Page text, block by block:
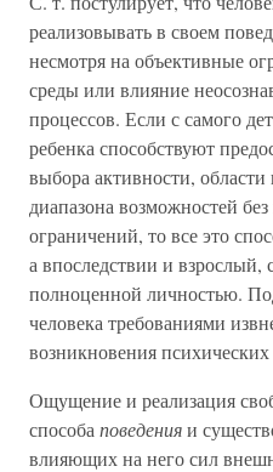
реализовывать в своем
несмотря на объективные
среды или влияние
процессов. Если с самого
ребенка способствуют
выбора активности,
диапазона возможностей
ограничений, то все это
а впоследствии и взрослый,
полноценной личностью.
человека требованиями
возникновения
Ощущение и реализация
способа поведенияи
влияющих на него сил